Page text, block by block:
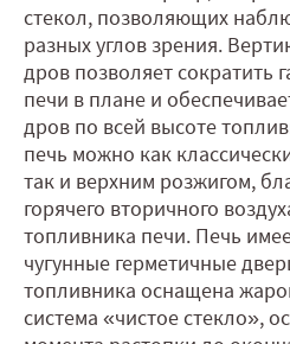
стекол, позволяющих
разных углов зрения.
дров позволяет сократить
печи в плане и
дров по всей высоте
печь можно как
так и верхним розжигом,
горячего вторичного
топливника печи. Печь
чугунные герметичные
топливника оснащена
система «чистое стекло»,